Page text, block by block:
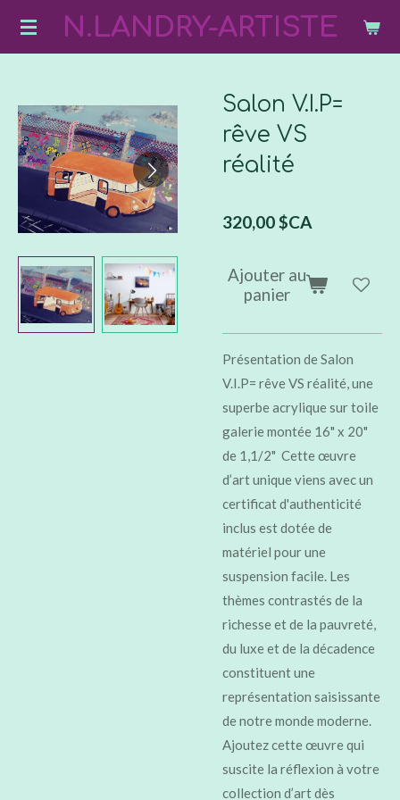
Passer
N.LANDRY-ARTISTE
Salon V.I.P=
rêve VS
réalité
320,00 $CA
Ajouter au
panier
Présentation de Salon
V.I.P= rêve VS réalité, une
superbe acrylique sur toile
galerie montée 16" x 20"
de 1,1/2" Cette œuvre
d’art unique viens avec un
certificat d'authenticité
inclus est dotée de
matériel pour une
suspension facile. Les
thèmes contrastés de la
richesse et de la pauvreté,
du luxe et de la décadence
constituent une
représentation saisissante
de notre monde moderne.
Ajoutez cette œuvre qui
suscite la réflexion à votre
collection d’art dès